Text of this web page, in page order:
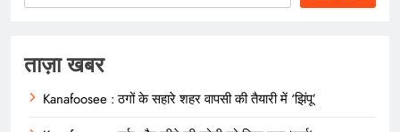
ताज़ा खबर
Kanafoosee : ठगों के सहारे शहर वापसी की तैयारी में ‘झिंपू’